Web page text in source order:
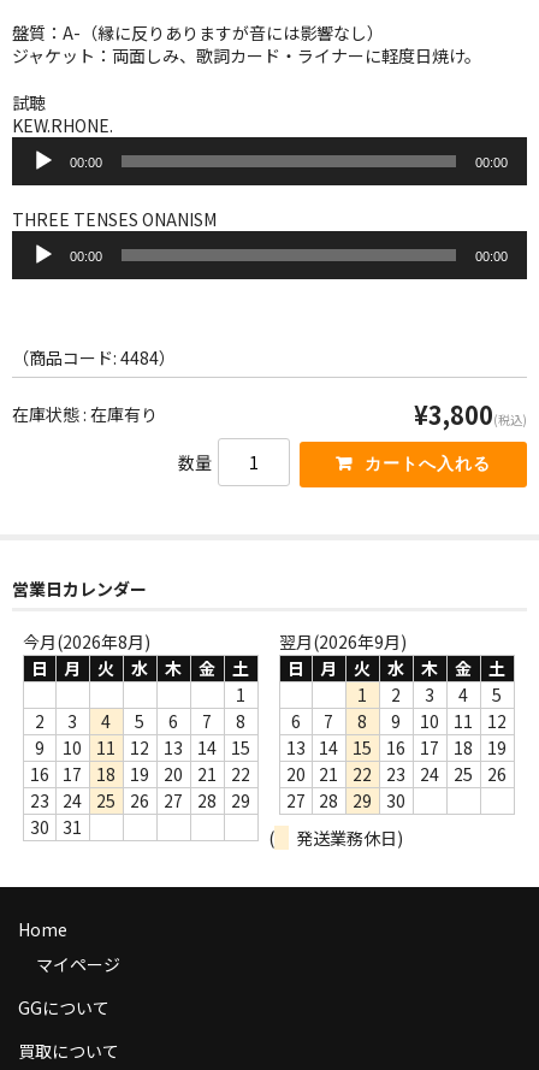
その他
7INC
レア盤（1万円以上）
Webのみ no.1
Webのみ no.2
Webのみ no.4
売り切れ
返品
コンディション
Privacy Policy
特定商取引法に基づく表示
盤質：A-（縁に反りありますが音には影響なし）
ジャケット：両面しみ、歌詞カード・ライナーに軽度日焼け。
試聴
KEW.RHONE.
プ
レ
ー
ー
00:00 00:00
THREE TENSES ONANISM
プ
ヤ
ー
00:00 00:00
（商品コード: 4484）
在庫状態 : 在庫有り ¥3,800(税込)
数量
営業日カレンダー
今月(2026年8月)
日
月 火 水 木 金
土
1
2
3 4 5 6 7
8
9
10 11 12 13 14
15
16
17 18 19 20 21
22
23
24 25 26 27 28
29
30
31
翌月(2026年9月)
日
月 火 水 木 金
土
1
2 3 4
5
6
7 8 9 10 11
12
13
14 15 16 17 18
19
20
21 22 23 24 25
26
27
28 29
30
(
発送業務休日)
Home
マイページ
GGについて
買取について